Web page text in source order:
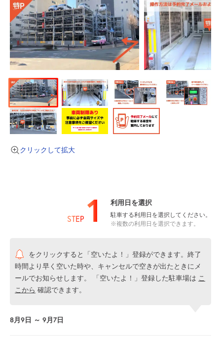
クリックして拡大
STEP 1 利用日を選択
駐車する利用日を選択してください。
※複数の利用日を選択できます。
をクリックすると「空いたよ！」登録ができます。終了
時間より早く空いた時や、キャンセルで空きが出たときにメ
ールでお知らせします。 「空いたよ！」登録した駐車場は こ
こから 確認できます。
8月9日 ～ 9月7日